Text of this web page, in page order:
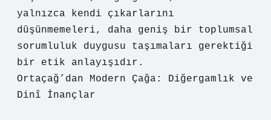
yalnızca kendi çıkarlarını
düşünmemeleri, daha geniş bir toplumsal
sorumluluk duygusu taşımaları gerektiği
bir etik anlayışıdır.
Ortaçağ’dan Modern Çağa: Diğergamlık ve
Dinî İnançlar